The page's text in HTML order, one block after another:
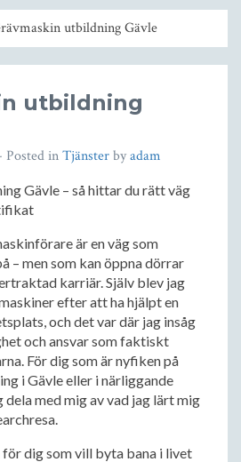
utbildning Gävle
utbildning
Posted inTjänsterbyadam
Gävle – så hittar du rätt väg
är en väg som
– men som kan öppna dörrar
karriär. Själv blev jag
efter att ha hjälpt en
och det var där jag insåg
och ansvar som faktiskt
För dig som är nyfiken på
i Gävle eller i närliggande
dela med mig av vad jag lärt mig
dig som vill byta bana i livet